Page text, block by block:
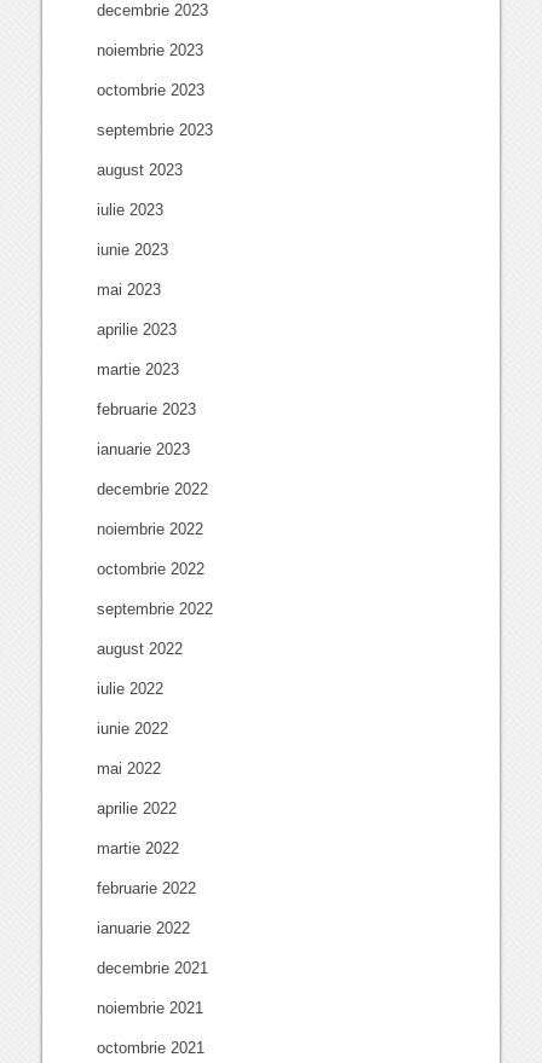
decembrie 2023
noiembrie 2023
octombrie 2023
septembrie 2023
august 2023
iulie 2023
iunie 2023
mai 2023
aprilie 2023
martie 2023
februarie 2023
ianuarie 2023
decembrie 2022
noiembrie 2022
octombrie 2022
septembrie 2022
august 2022
iulie 2022
iunie 2022
mai 2022
aprilie 2022
martie 2022
februarie 2022
ianuarie 2022
decembrie 2021
noiembrie 2021
octombrie 2021